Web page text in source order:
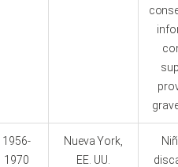
1956-
1970
Nueva York,
EE. UU.